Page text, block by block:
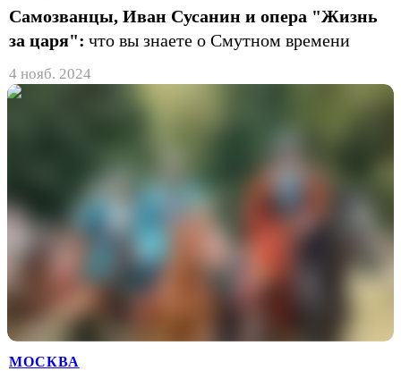
Самозванцы, Иван Сусанин и опера "Жизнь
за царя": что вы знаете о Смутном времени
4 нояб. 2024
МОСКВА